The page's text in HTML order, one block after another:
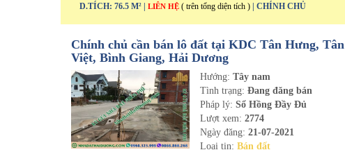
D.TÍCH: 76.5 M² | LIÊN HỆ ( trên tổng diện tích ) | CHÍNH CHỦ
Chính chủ cần bán lô đất tại KDC Tân Hưng, Tân
Việt, Bình Giang, Hải Dương
Hướng:Tây nam
Tình trạng:Đang đăng bán
Pháp lý: Sổ Hồng Đầy Đủ
Lượt xem:2774
Ngày đăng:21-07-2021
Loại tin:Bán đất